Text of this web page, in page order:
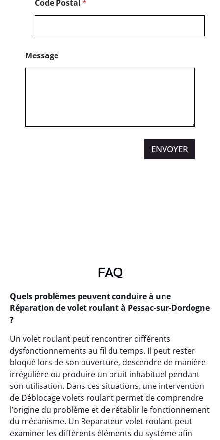
Code Postal *
Message
ENVOYER
FAQ
Quels problèmes peuvent conduire à une
Réparation de volet roulant à Pessac-sur-Dordogne
?
Un volet roulant peut rencontrer différents
dysfonctionnements au fil du temps. Il peut rester
bloqué lors de son ouverture, descendre de manière
irrégulière ou produire un bruit inhabituel pendant
son utilisation. Dans ces situations, une intervention
de Déblocage volets roulant permet de comprendre
l’origine du problème et de rétablir le fonctionnement
du mécanisme. Un Reparateur volet roulant peut
examiner les différents éléments du système afin